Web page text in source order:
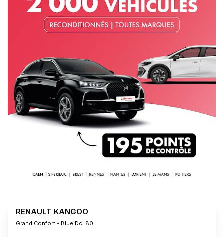
RENAULT KANGOO
Grand Confort - Blue Dci 80